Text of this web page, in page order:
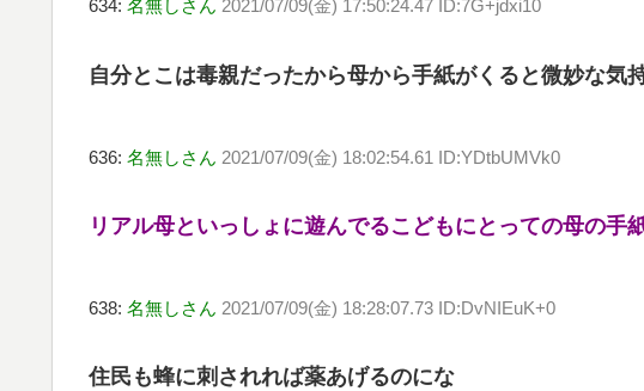
634: 名無しさん 2021/07/09(金) 17:50:24.47 ID:7G+jdxi10
自分とこは毒親だったから母から手紙がくると微妙な気
636: 名無しさん 2021/07/09(金) 18:02:54.61 ID:YDtbUMVk0
リアル母といっしょに遊んでるこどもにとっての母の手
638: 名無しさん 2021/07/09(金) 18:28:07.73 ID:DvNIEuK+0
住民も蜂に刺されれば薬あげるのにな